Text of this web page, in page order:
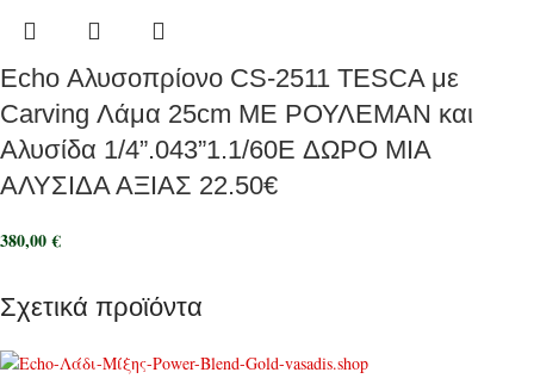
Echo Αλυσοπρίονο CS-2511 TESCA με
Carving Λάμα 25cm ΜΕ ΡΟΥΛΕΜΑΝ και
Αλυσίδα 1/4”.043”1.1/60E ΔΩΡΟ ΜΙΑ
ΑΛΥΣΙΔΑ ΑΞΙΑΣ 22.50€
380,00€
Σχετικά προϊόντα